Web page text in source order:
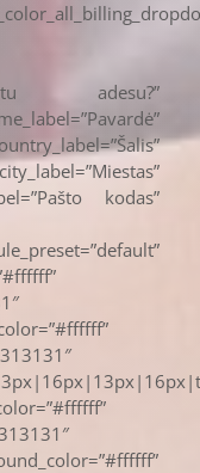
adesu?”
kodas”